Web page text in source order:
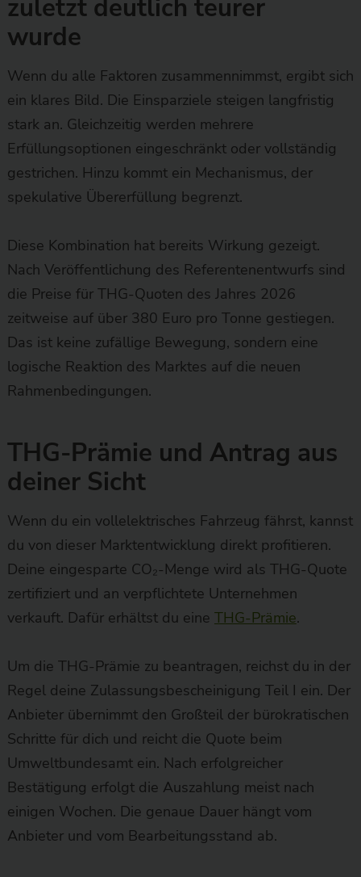
zuletzt deutlich teurer
wurde
Wenn du alle Faktoren zusammennimmst, ergibt sich
ein klares Bild. Die Einsparziele steigen langfristig
stark an. Gleichzeitig werden mehrere
Erfüllungsoptionen eingeschränkt oder vollständig
gestrichen. Hinzu kommt ein Mechanismus, der
spekulative Übererfüllung begrenzt.
Diese Kombination hat bereits Wirkung gezeigt.
Nach Veröffentlichung des Referentenentwurfs sind
die Preise für THG-Quoten des Jahres 2026
zeitweise auf über 380 Euro pro Tonne gestiegen.
Das ist keine zufällige Bewegung, sondern eine
logische Reaktion des Marktes auf die neuen
Rahmenbedingungen.
THG-Prämie und Antrag aus
deiner Sicht
Wenn du ein vollelektrisches Fahrzeug fährst, kannst
du von dieser Marktentwicklung direkt profitieren.
Deine eingesparte CO₂-Menge wird als THG-Quote
zertifiziert und an verpflichtete Unternehmen
verkauft. Dafür erhältst du eine THG-Prämie.
Um die THG-Prämie zu beantragen, reichst du in der
Regel deine Zulassungsbescheinigung Teil I ein. Der
Anbieter übernimmt den Großteil der bürokratischen
Schritte für dich und reicht die Quote beim
Umweltbundesamt ein. Nach erfolgreicher
Bestätigung erfolgt die Auszahlung meist nach
einigen Wochen. Die genaue Dauer hängt vom
Anbieter und vom Bearbeitungsstand ab.